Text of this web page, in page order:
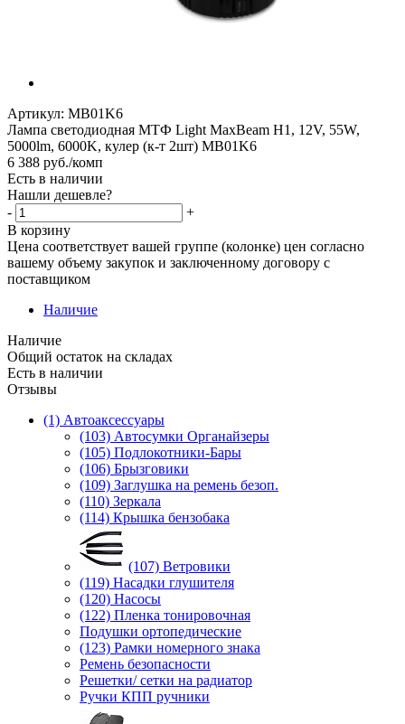
Артикул: MB01K6
Лампа светодиодная МТФ Light MaxBeam H1, 12V, 55W,
5000lm, 6000K, кулер (к-т 2шт) MB01K6
6 388 руб./комп
Есть в наличии
Нашли дешевле?
-
+
В корзину
Цена соответствует вашей группе (колонке) цен согласно
вашему объему закупок и заключенному договору с
поставщиком
Наличие
Наличие
Общий остаток на складах
Есть в наличии
Отзывы
(1) Автоаксессуары
(103) Автосумки Органайзеры
(105) Подлокотники-Бары
(106) Брызговики
(109) Заглушка на ремень безоп.
(110) Зеркала
(114) Крышка бензобака
(107) Ветровики
(119) Насадки глушителя
(120) Насосы
(122) Пленка тонировочная
Подушки ортопедические
(123) Рамки номерного знака
Ремень безопасности
Решетки/ сетки на радиатор
Ручки КПП ручники